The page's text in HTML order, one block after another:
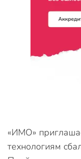
«ИМО»
технологиям